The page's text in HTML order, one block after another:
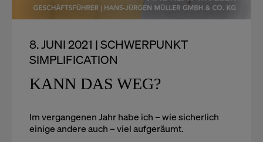
8. JUNI 2021 | SCHWERPUNKT
SIMPLIFICATION
KANN DAS WEG?
Im vergangenen Jahr habe ich – wie sicherlich
einige andere auch – viel aufgeräumt.